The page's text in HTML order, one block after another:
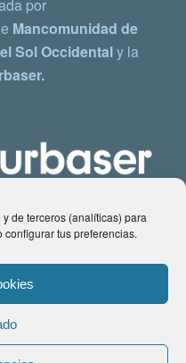
de terceros (analíticas) para
tus preferencias.
por
Mancomunidad de
Sol Occidentaly la
los derechos reservados |